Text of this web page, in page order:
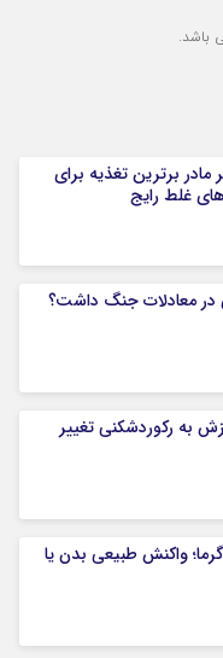
باشد.
برترین تغذیه برای
غلط رایج
تاثیری در معادلات جنگ داشت؟
به رکوردشکنی تغییر
واکنش طبیعی بدن یا